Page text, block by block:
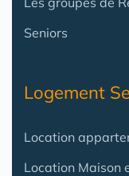
Seniors
Logement
Location
Location Maison